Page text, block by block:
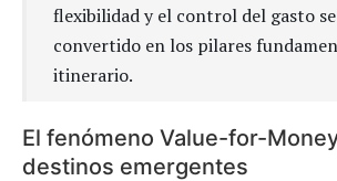
flexibilidad y el control del gasto
convertido en los pilares
itinerario.
El fenómeno Value-for-
destinos emergentes